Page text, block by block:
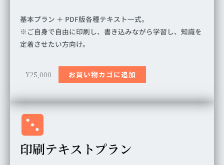
基本プラン ＋ PDF版各種テキスト一式。
※ご自身で自由に印刷し、書き込みながら学習し、知識を
定着させたい方向け。
¥25,000 お買い物カゴに追加
印刷テキストプラン